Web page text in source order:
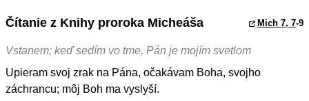
Čítanie z Knihy proroka Micheáša Mich 7, 7-9
Vstanem; keď sedím vo tme, Pán je mojím svetlom
Upieram svoj zrak na Pána, očakávam Boha, svojho
záchrancu; môj Boh ma vyslyší.